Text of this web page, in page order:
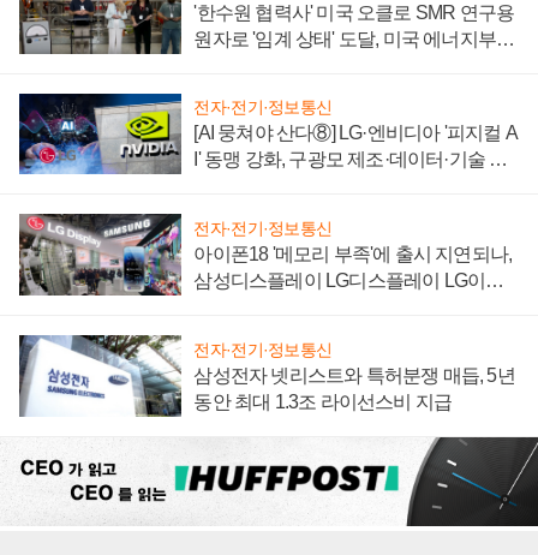
'한수원 협력사' 미국 오클로 SMR 연구용
원자로 '임계 상태' 도달, 미국 에너지부
전자·전기·정보통신
[AI 뭉쳐야 산다⑧] LG·엔비디아 '피지컬 A
I' 동맹 강화, 구광모 제조·데이터·기술 결
전자·전기·정보통신
아이폰18 '메모리 부족'에 출시 지연되나,
삼성디스플레이 LG디스플레이 LG이노
전자·전기·정보통신
삼성전자 넷리스트와 특허분쟁 매듭, 5년
동안 최대 1.3조 라이선스비 지급